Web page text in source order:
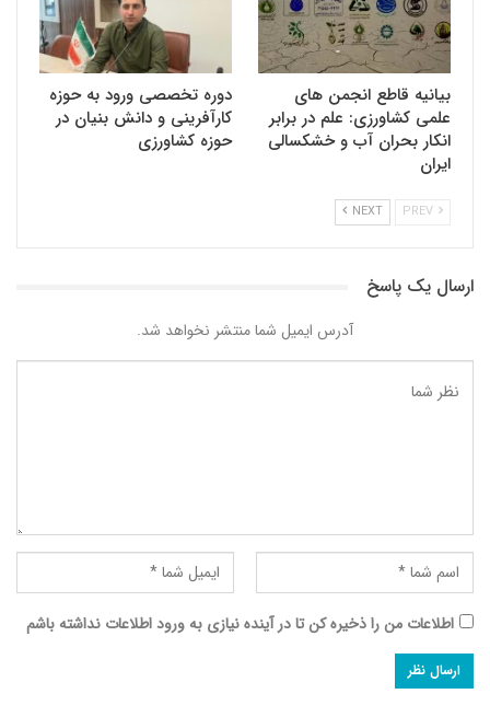
بیانیه قاطع انجمن های
علمی کشاورزی: علم در برابر
انکار بحران آب و خشکسالی
ایران
دوره تخصصی ورود به حوزه
کارآفرینی و دانش بنیان در
حوزه کشاورزی
NEXT
ارسال یک پاسخ
آدرس ایمیل شما منتشر نخواهد شد.
اطلاعات من را ذخیره کن تا در آینده نیازی به ورود اطلاعات نداشته باشم